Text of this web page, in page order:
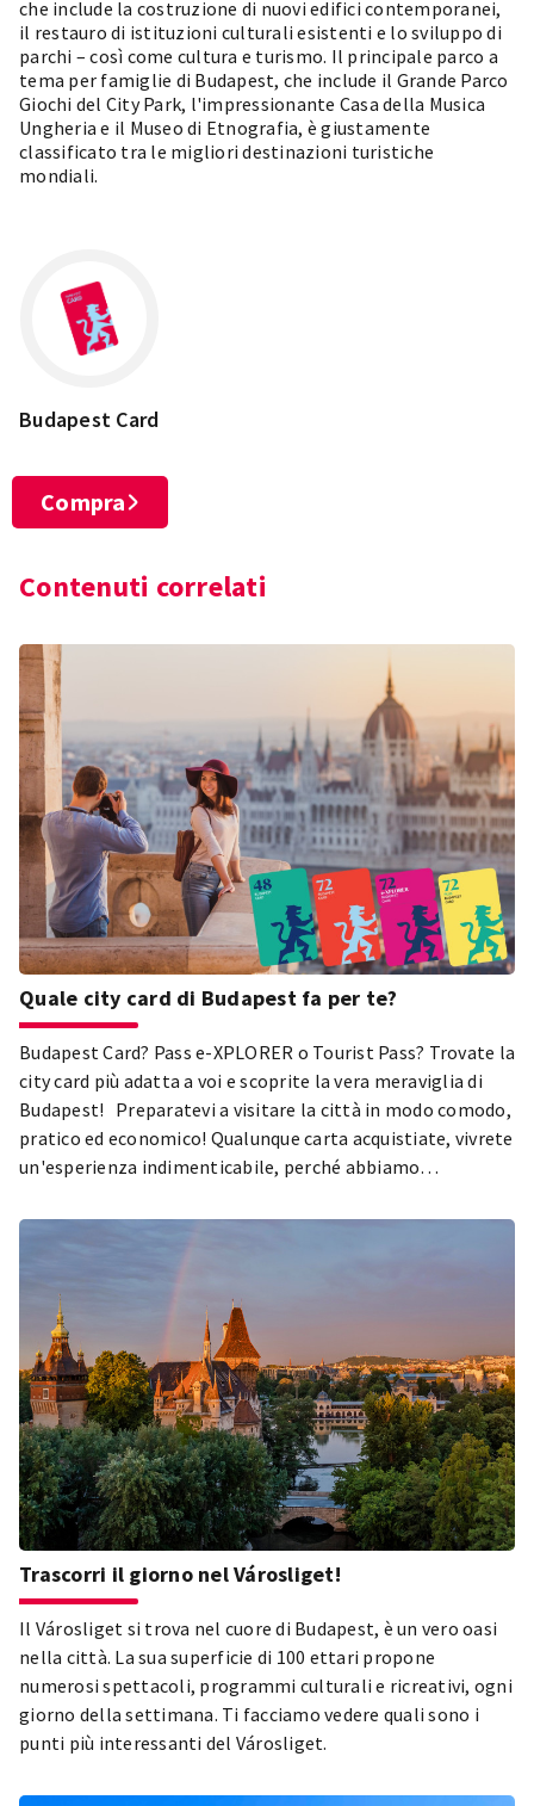
che include la costruzione di nuovi edifici contemporanei,
il restauro di istituzioni culturali esistenti e lo sviluppo di
parchi – così come cultura e turismo. Il principale parco a
tema per famiglie di Budapest, che include il Grande Parco
Giochi del City Park, l'impressionante Casa della Musica
Ungheria e il Museo di Etnografia, è giustamente
classificato tra le migliori destinazioni turistiche
mondiali.
Budapest Card
Compra
Contenuti correlati
Quale city card di Budapest fa per te?
Budapest Card? Pass e-XPLORER o Tourist Pass? Trovate la
city card più adatta a voi e scoprite la vera meraviglia di
Budapest! Preparatevi a visitare la città in modo comodo,
pratico ed economico! Qualunque carta acquistiate, vivrete
un'esperienza indimenticabile, perché abbiamo
city card potrete godere di un'ampia gamma di attività
gratuite e scontate: musei, terme, visite turistiche,
attività ricreative, ristoranti, caffè e molto altro.
Trascorri il giorno nel Városliget!
Il Városliget si trova nel cuore di Budapest, è un vero oasi
nella città. La sua superficie di 100 ettari propone
numerosi spettacoli, programmi culturali e ricreativi, ogni
giorno della settimana. Ti facciamo vedere quali sono i
punti più interessanti del Városliget.